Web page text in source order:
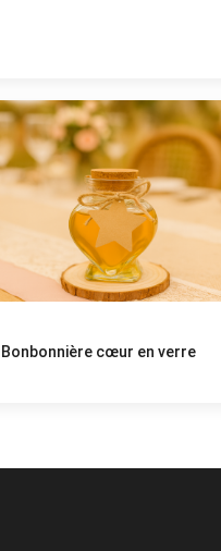
Bonbonnière cœur en verre